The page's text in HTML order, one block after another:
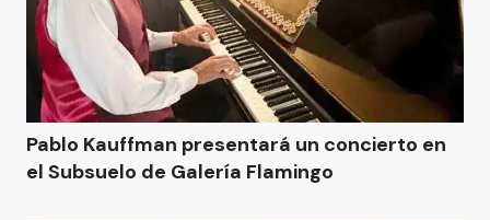
Pablo Kauffman presentará un concierto en
el Subsuelo de Galería Flamingo